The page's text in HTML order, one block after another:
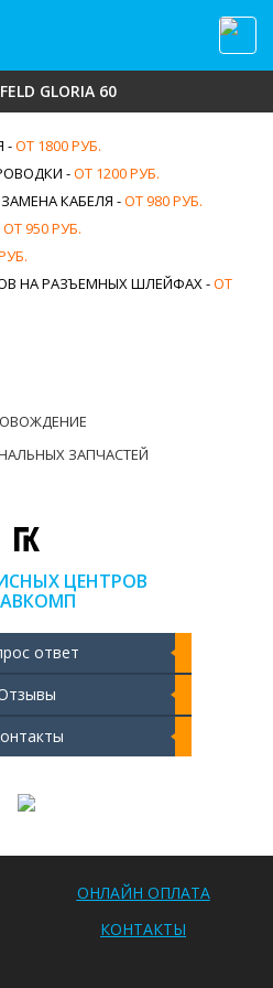
ЦЕНТРОВ
ответ
GLORIA 60
-ОТ 1800 РУБ.
-ОТ 1200 РУБ.
ЗАМЕНА КАБЕЛЯ -ОТ 980 РУБ.
ОТ 950 РУБ.
НА РАЗЪЕМНЫХ ШЛЕЙФАХ -ОТ
ЗАПЧАСТЕЙ
ОНЛАЙН ОПЛАТА
КОНТАКТЫ